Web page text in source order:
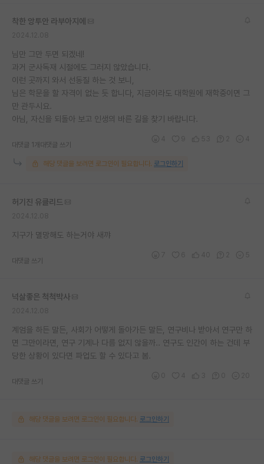
재팬라운지 🌸
착한 앙투안 라부아지에
님만 그만 두면 되겠네!
과거 군사독재 시절에도 그러지 않았습니다.
이런 곳까지 와서 선동질 하는 것 보니,
님은 학문을 할 자격이 없는 듯 합니다, 지금이라도 대학원에 재학중이면 그
만 관두시요.
아님, 자신을 되돌아 보고 인생의 바른 길을 찾기 바랍니다.
대댓글 1개 대댓글 쓰기
해당 댓글을 보려면 로그인이 필요합니다. 로그인하기
허기진 유클리드
지구가 멸망해도 하는거야 새꺄
대댓글 쓰기
넉살좋은 척척박사
계엄을 하든 말든, 사회가 어떻게 돌아가든 말든, 연구비나 받아서 연구만 하
면 그만이라면, 연구 기계나 다름 없지 않을까.. 연구도 인간이 하는 건데 부
당한 상황이 있다면 파업도 할 수 있다고 봄.
대댓글 쓰기
해당 댓글을 보려면 로그인이 필요합니다. 로그인하기
해당 댓글을 보려면 로그인이 필요합니다. 로그인하기